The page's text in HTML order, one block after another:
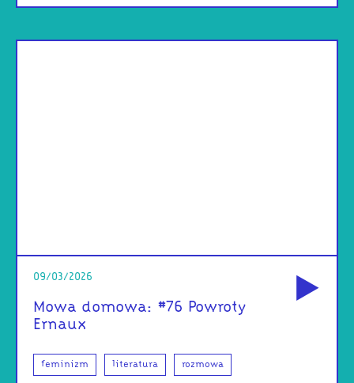
09/03/2026
Mowa domowa: #76 Powroty
Ernaux
feminizm literatura rozmowa